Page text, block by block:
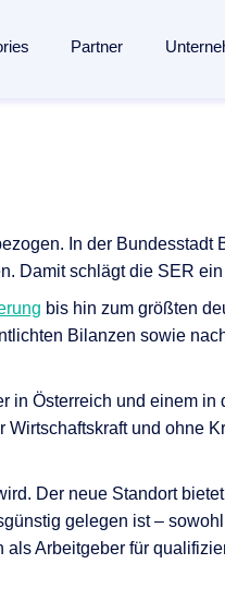
Partner
werden
Portal
Content Show
In der
Damit schlägt die SER
bis hin zum größten
Bilanzen sowie
Österreich und einem
und ohne
Der neue Standort
gelegen ist –
Arbeitgeber für